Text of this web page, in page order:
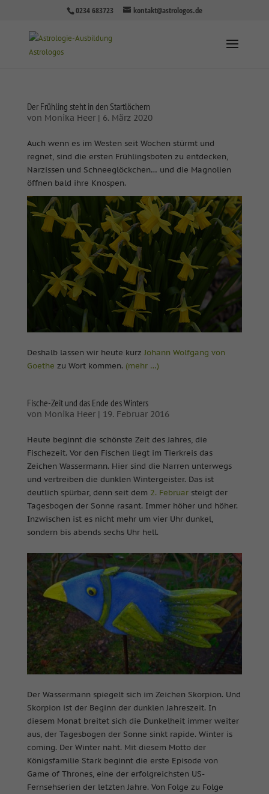
0234 683723 kontakt@astrologos.de
Der Frühling steht in den Startlöchern
von Monika Heer| 6. März 2020
Auch wenn es im Westen seit Wochen stürmt und
regnet, sind die ersten Frühlingsboten zu entdecken,
Narzissen und Schneeglöckchen… und die Magnolien
öffnen bald ihre Knospen.
Deshalb lassen wir heute kurzJohann Wolfgang von
Goethe zu Wort kommen. (mehr …)
Fische-Zeit und das Ende des Winters
von Monika Heer| 19. Februar 2016
Heute beginnt die schönste Zeit des Jahres, die
Fischezeit. Vor den Fischen liegt im Tierkreis das
Zeichen Wassermann. Hier sind die Narren unterwegs
und vertreiben die dunklen Wintergeister. Das ist
deutlich spürbar, denn seit dem 2. Februarsteigt der
Tagesbogen der Sonne rasant. Immer höher und höher.
Inzwischen ist es nicht mehr um vier Uhr dunkel,
sondern bis abends sechs Uhr hell.
Der Wassermann spiegelt sich im Zeichen Skorpion. Und
Skorpion ist der Beginn der dunklen Jahreszeit. In
diesem Monat breitet sich die Dunkelheit immer weiter
aus, der Tagesbogen der Sonne sinkt rapide. Winter is
coming. Der Winter naht. Mit diesem Motto der
Königsfamilie Stark beginnt die erste Episode von
Game of Thrones, eine der erfolgreichsten US-
Fernsehserien der letzten Jahre. Von Folge zu Folge